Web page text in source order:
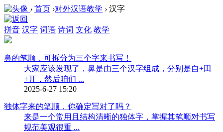
› 首页 ›对外汉语教学 › 汉字
拼音 汉字 词语 诗词 文化 教学
鼻的笔顺，可拆分为三个字来书写！
大家应该发现了，鼻是由三个汉字组成，分别是自+田
+丌，然后咱们 ...
2025-6-27 15:20
独体字来的笔顺，你确定写对了吗？
来是一个常用且结构清晰的独体字，掌握其笔顺对书写
规范美观很重 ...